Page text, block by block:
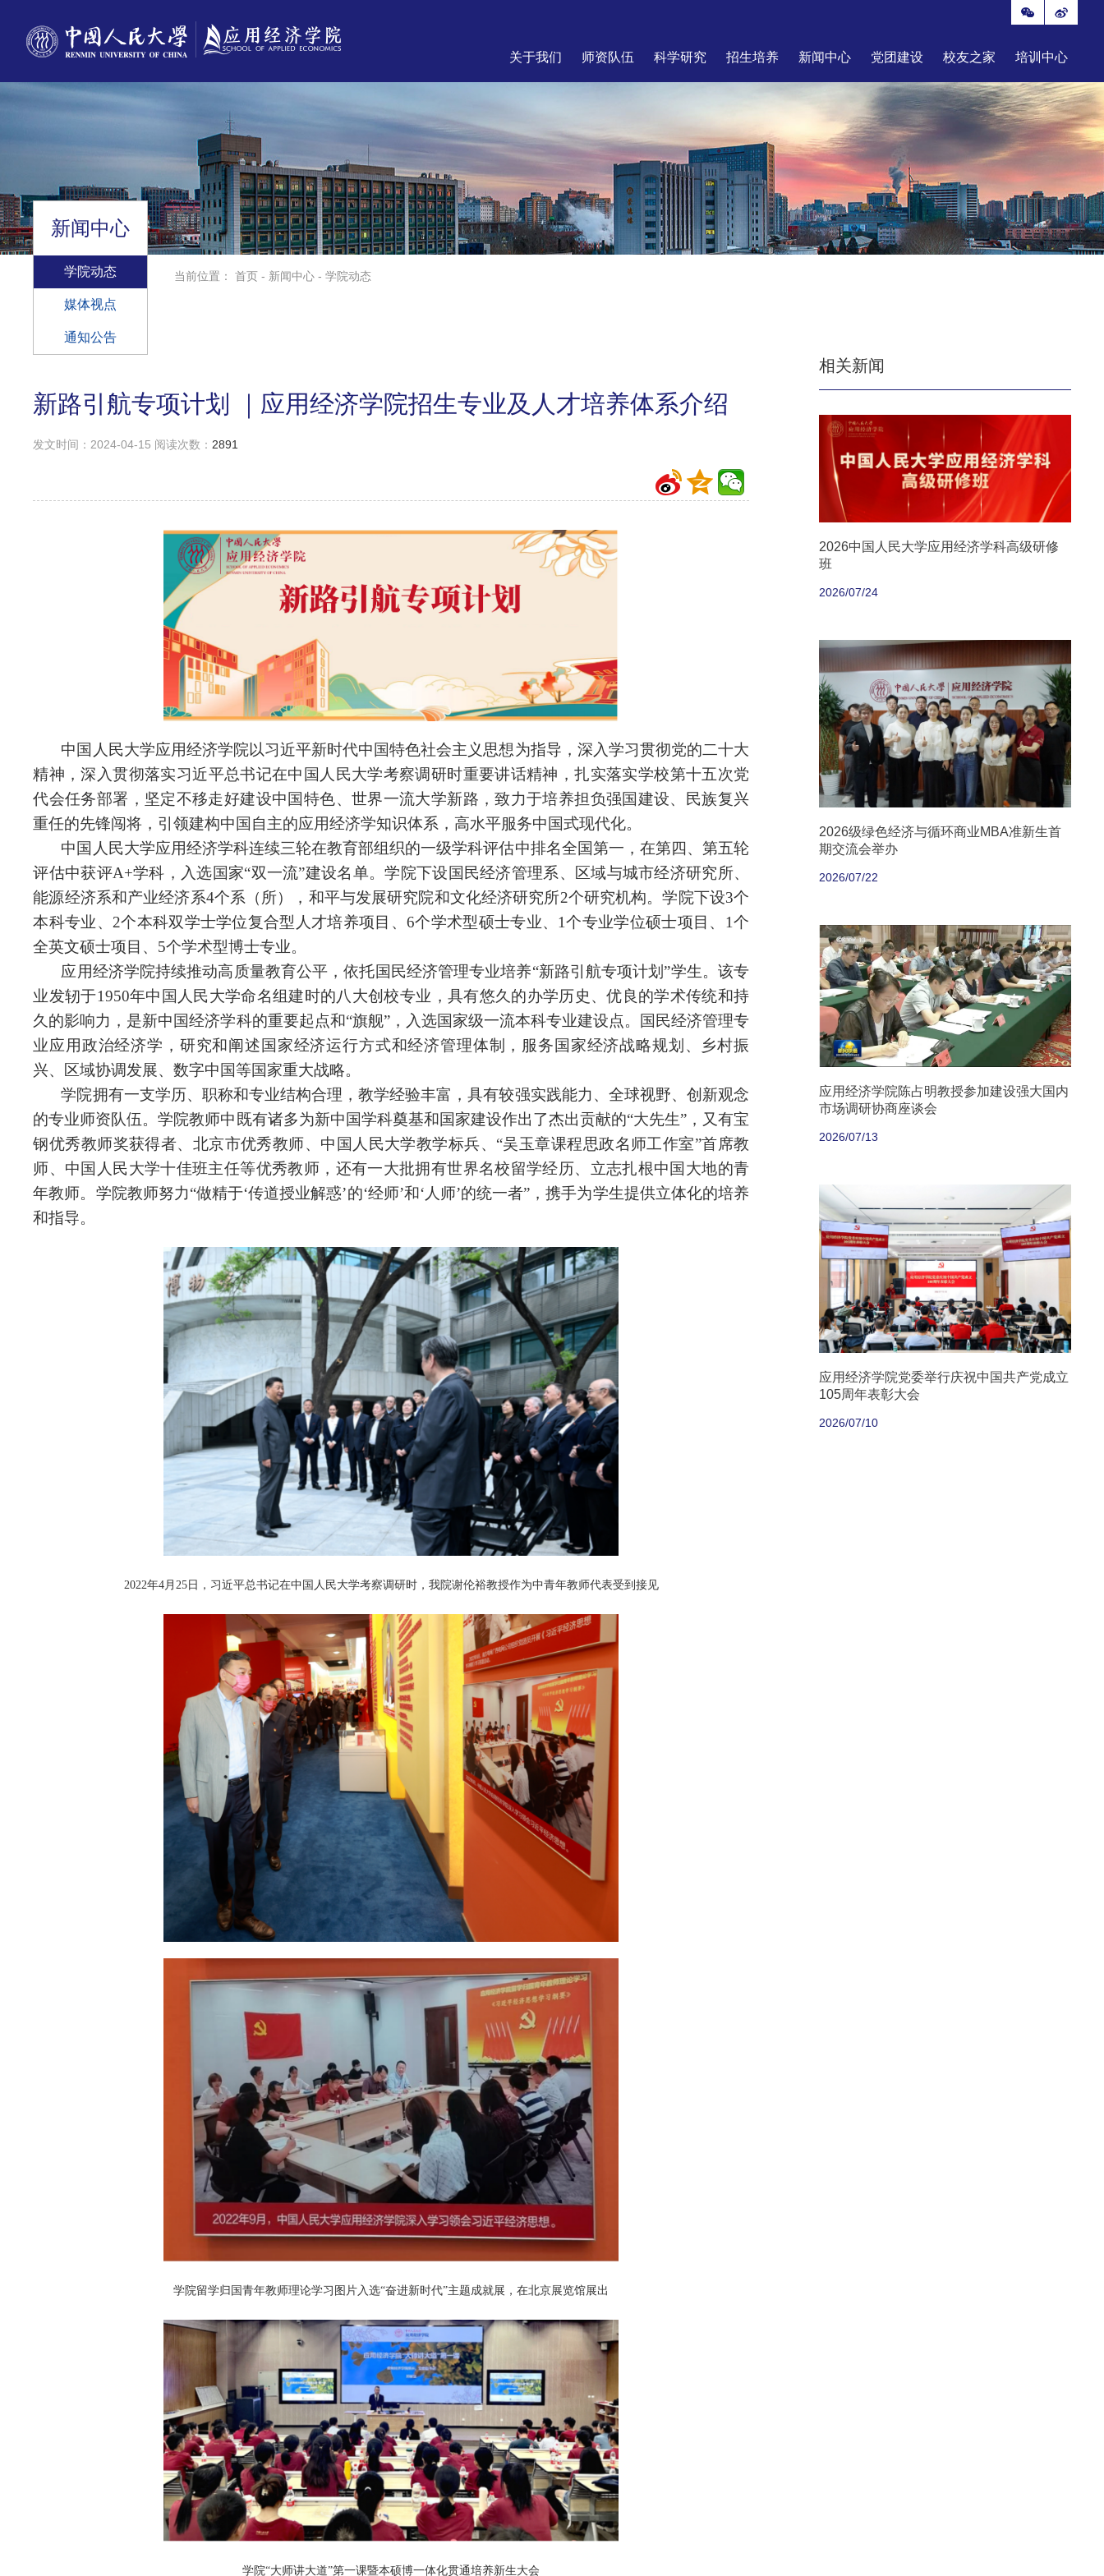
关于我们 师资队伍 科学研究 招生培养 新闻中心 党团建设 校友之家 培训中心
新闻中心
学院动态
媒体视点
通知公告
当前位置：首页 - 新闻中心 -学院动态
新路引航专项计划 ｜应用经济学院招生专业及人才培养体系介绍
发文时间：2024-04-15 阅读次数： 2891
中国人民大学应用经济学院以习近平新时代中国特色社会主义思想为指导，深入学习贯彻党的二十大
精神，深入贯彻落实习近平总书记在中国人民大学考察调研时重要讲话精神，扎实落实学校第十五次党
代会任务部署，坚定不移走好建设中国特色、世界一流大学新路，致力于培养担负强国建设、民族复兴
重任的先锋闯将，引领建构中国自主的应用经济学知识体系，高水平服务中国式现代化。
中国人民大学应用经济学科连续三轮在教育部组织的一级学科评估中排名全国第一，在第四、第五轮
评估中获评A+学科，入选国家“双一流”建设名单。学院下设国民经济管理系、区域与城市经济研究所、
能源经济系和产业经济系4个系（所），和平与发展研究院和文化经济研究所2个研究机构。学院下设3个
本科专业、2个本科双学士学位复合型人才培养项目、6个学术型硕士专业、1个专业学位硕士项目、1个
全英文硕士项目、5个学术型博士专业。
应用经济学院持续推动高质量教育公平，依托国民经济管理专业培养“新路引航专项计划”学生。该专
业发轫于1950年中国人民大学命名组建时的八大创校专业，具有悠久的办学历史、优良的学术传统和持
久的影响力，是新中国经济学科的重要起点和“旗舰”，入选国家级一流本科专业建设点。国民经济管理专
业应用政治经济学，研究和阐述国家经济运行方式和经济管理体制，服务国家经济战略规划、乡村振
兴、区域协调发展、数字中国等国家重大战略。
学院拥有一支学历、职称和专业结构合理，教学经验丰富，具有较强实践能力、全球视野、创新观念
的专业师资队伍。学院教师中既有诸多为新中国学科奠基和国家建设作出了杰出贡献的“大先生”，又有宝
钢优秀教师奖获得者、北京市优秀教师、中国人民大学教学标兵、“吴玉章课程思政名师工作室”首席教
师、中国人民大学十佳班主任等优秀教师，还有一大批拥有世界名校留学经历、立志扎根中国大地的青
年教师。学院教师努力“做精于‘传道授业解惑’的‘经师’和‘人师’的统一者”，携手为学生提供立体化的培养
和指导。
2022年4月25日，习近平总书记在中国人民大学考察调研时，我院谢伦裕教授作为中青年教师代表受到接见
学院留学归国青年教师理论学习图片入选“奋进新时代”主题成就展，在北京展览馆展出
学院“大师讲大道”第一课暨本硕博一体化贯通培养新生大会
相关新闻
2026中国人民大学应用经济学科高级研修
班
2026/07/24
2026级绿色经济与循环商业MBA准新生首
期交流会举办
2026/07/22
应用经济学院陈占明教授参加建设强大国内
市场调研协商座谈会
2026/07/13
应用经济学院党委举行庆祝中国共产党成立
105周年表彰大会
2026/07/10